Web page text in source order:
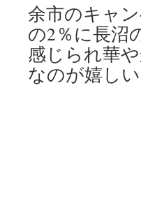
余市のキャ
の2％に長沼
感じられ華
なのが嬉しい